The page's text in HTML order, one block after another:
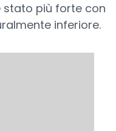
più forte con
inferiore.